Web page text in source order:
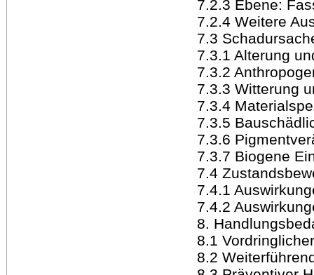
7.2.3 Ebene:
7.2.4 Weitere
7.3
7.3.1 Alterung
7.3.2
7.3.3 Witterung
7.3.4
7.3.5
7.3.6
7.3.7 Biogene
7.4
7.4.1
7.4.2
8.
8.1
8.2